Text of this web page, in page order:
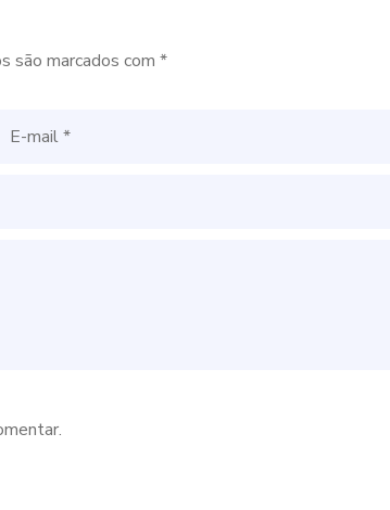
são marcados com *